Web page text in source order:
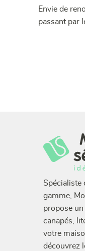
Envie de
passant par
Spécialiste
gamme,
propose un
canapés,
votre
découvrez